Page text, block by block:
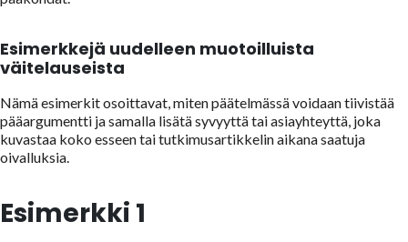
Esimerkkejä uudelleen muotoilluista
väitelauseista
Nämä esimerkit osoittavat, miten päätelmässä voidaan tiivistää
pääargumentti ja samalla lisätä syvyyttä tai asiayhteyttä, joka
kuvastaa koko esseen tai tutkimusartikkelin aikana saatuja
oivalluksia.
Esimerkki 1